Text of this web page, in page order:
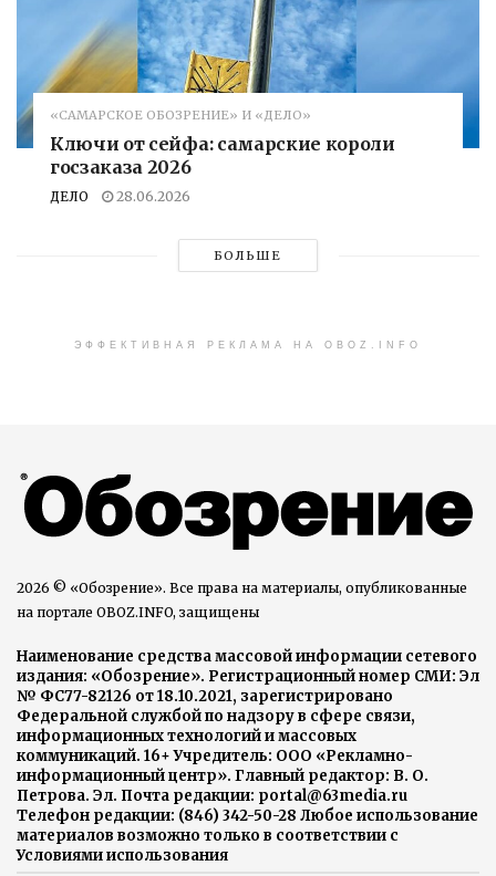
«САМАРСКОЕ ОБОЗРЕНИЕ» И «ДЕЛО»
Ключи от сейфа: самарские короли
госзаказа 2026
ДЕЛО 28.06.2026
БОЛЬШЕ
ЭФФЕКТИВНАЯ РЕКЛАМА НА OBOZ.INFO
2026 © «Обозрение». Все права на материалы, опубликованные
на портале OBOZ.INFO, защищены
Наименование средства массовой информации сетевого
издания: «Обозрение». Регистрационный номер СМИ: Эл
№ ФС77-82126 от 18.10.2021, зарегистрировано
Федеральной службой по надзору в сфере связи,
информационных технологий и массовых
коммуникаций. 16+ Учредитель: ООО «Рекламно-
информационный центр». Главный редактор: В. О.
Петрова. Эл. Почта редакции: portal@63media.ru
Телефон редакции: (846) 342-50-28 Любое использование
материалов возможно только в соответствии с
Условиями использования